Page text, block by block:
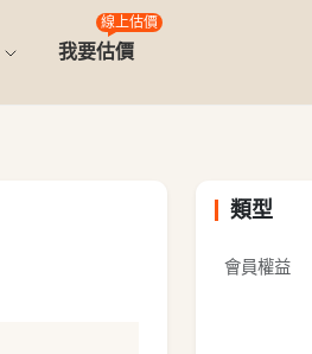
我要估價
線上估價
類型
會員權益